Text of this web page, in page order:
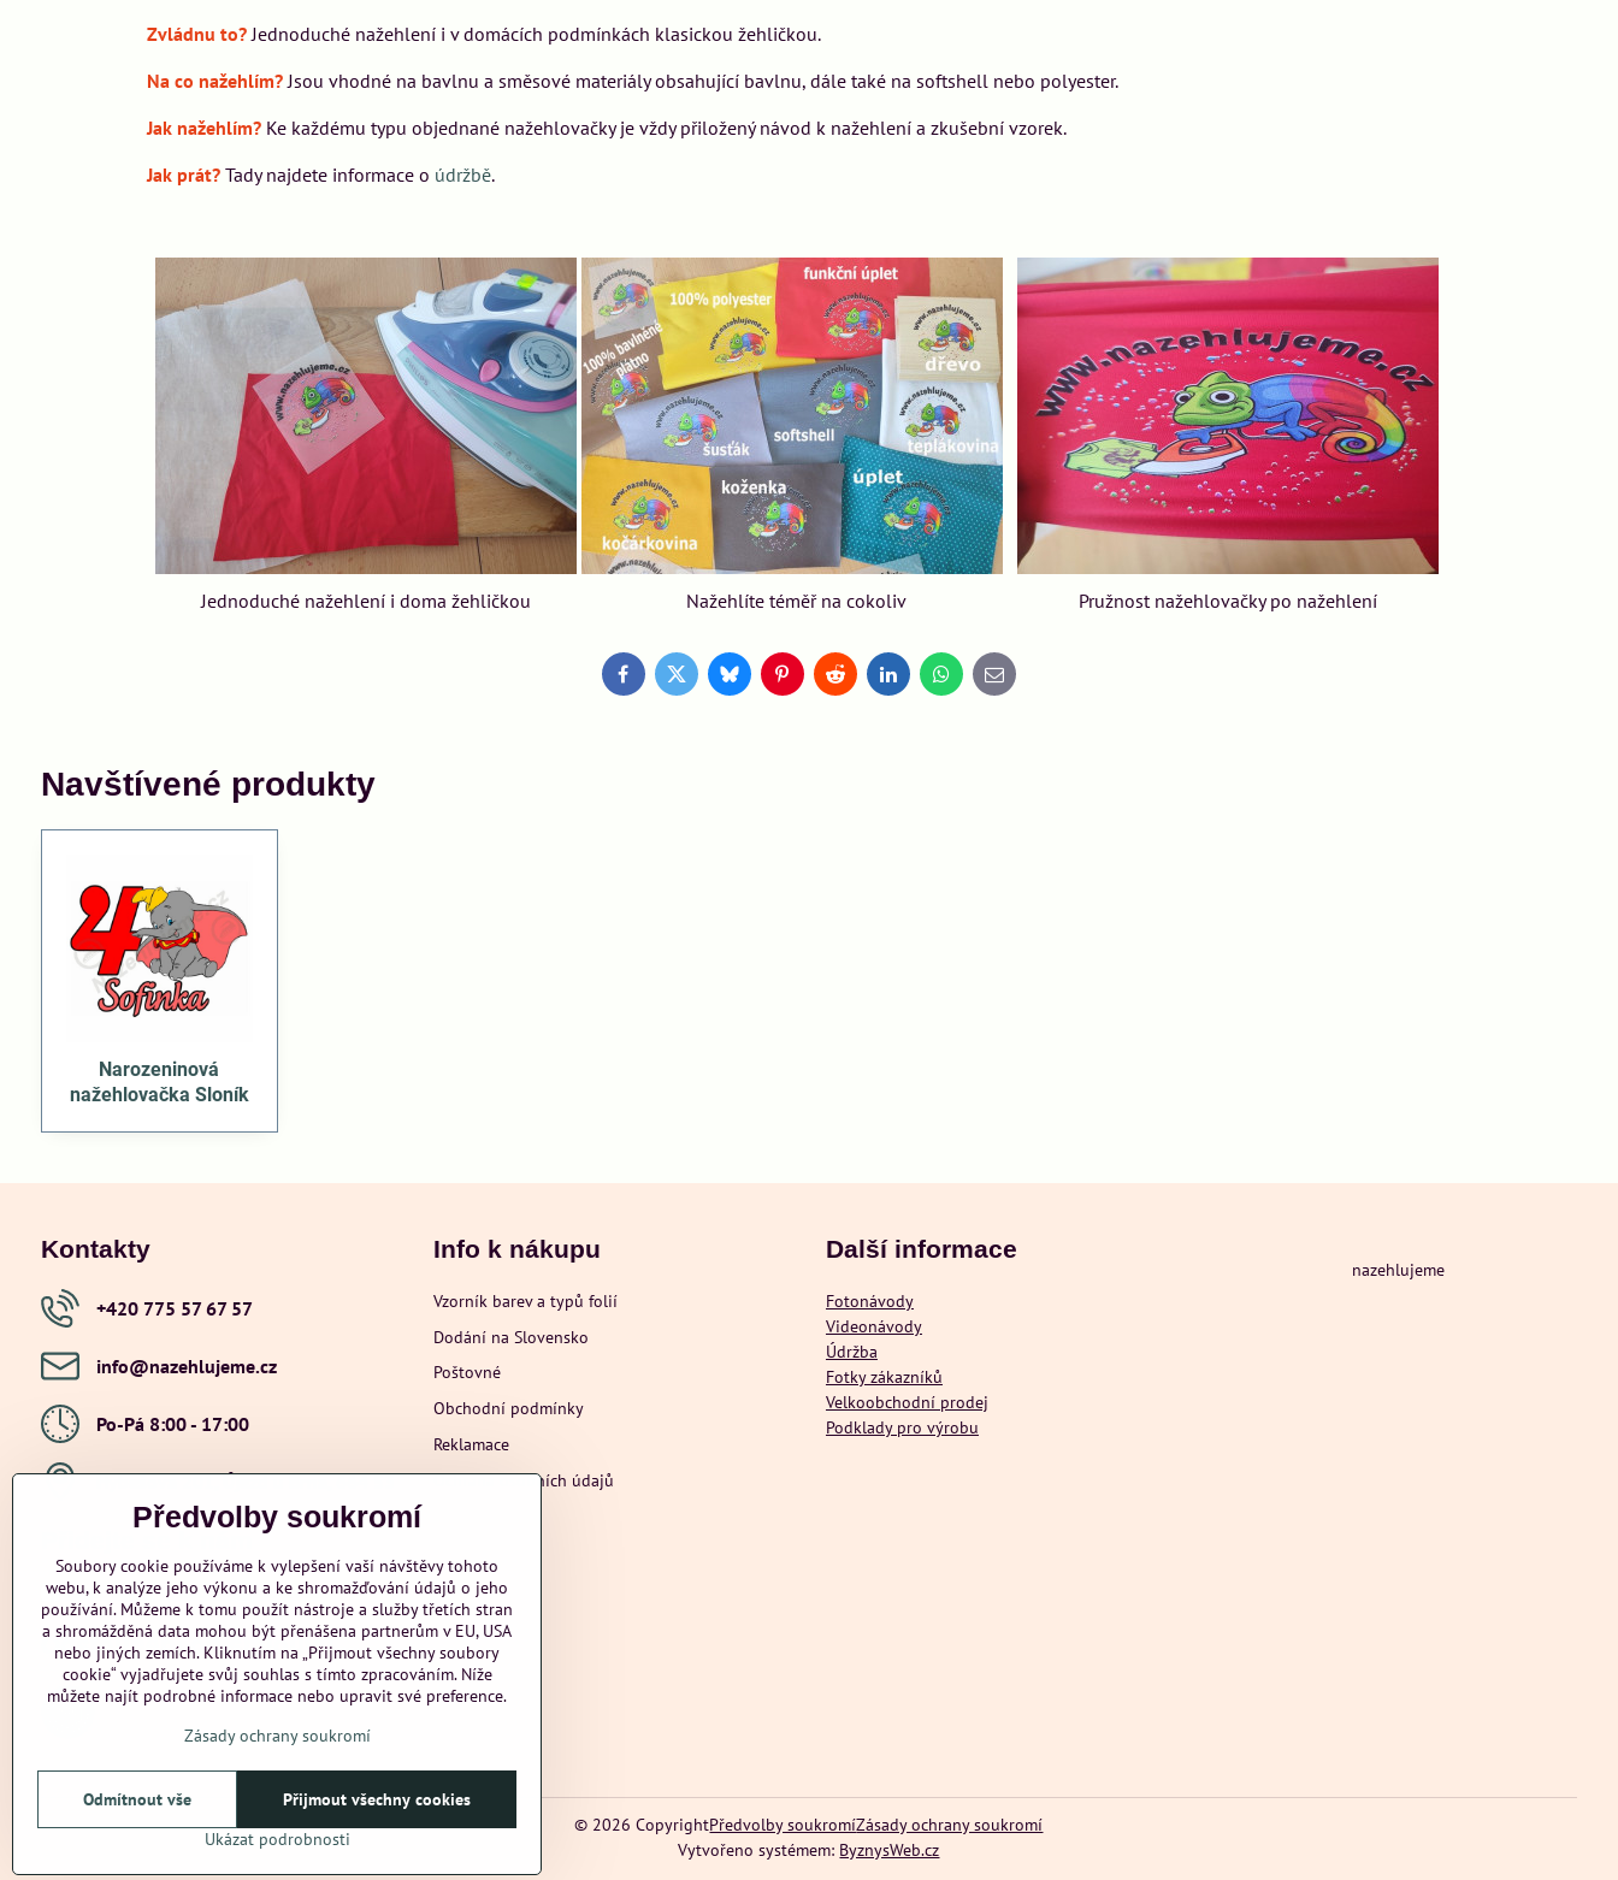
Zvládnu to?Jednoduché nažehlení i v domácích podmínkách klasickou žehličkou.
Na co nažehlím?Jsou vhodné na bavlnu a směsové materiály obsahující bavlnu, dále také na softshell nebo polyester.
Jak nažehlím?Ke každému typu objednané nažehlovačky je vždy přiložený návod k nažehlení a zkušební vzorek.
Jak prát?Tady najdete informace o údržbě.
Jednoduché nažehlení i doma žehličkou Nažehlíte téměř na cokoliv Pružnost nažehlovačky po nažehlení
FacebookTwitterBlueskyPinterestRedditLinkedInWhatsApp
E-
mail
Navštívené produkty
Narozeninová
nažehlovačka Sloník
Kontakty
+420 775 57 67 57
info​@nazehlujeme​.cz
Po-Pá 8:00 - 17:00
Hybešova 201, Újezd u Brna, 664 53
Facebook Instagram Youtube
Odstoupení od smlouvy
Info k nákupu
Vzorník barev a typů folií
Dodání na Slovensko
Poštovné
Obchodní podmínky
Reklamace
Ochrana osobních údajů
Další informace
Fotonávody
Videonávody
Údržba
Fotky zákazníků
Velkoobchodní prodej
Podklady pro výrobu
nazehlujeme
© 2026 CopyrightPředvolby soukromíZásady ochrany soukromí
Vytvořeno systémem: ByznysWeb.cz
Předvolby soukromí
Soubory cookie používáme k vylepšení vaší návštěvy tohoto
webu, k analýze jeho výkonu a ke shromažďování údajů o jeho
používání. Můžeme k tomu použít nástroje a služby třetích stran
a shromážděná data mohou být přenášena partnerům v EU, USA
nebo jiných zemích. Kliknutím na „Přijmout všechny soubory
cookie“ vyjadřujete svůj souhlas s tímto zpracováním. Níže
můžete najít podrobné informace nebo upravit své preference.
Zásady ochrany soukromí
Ukázat podrobnosti
Přijmout všechny cookies
Odmítnout vše